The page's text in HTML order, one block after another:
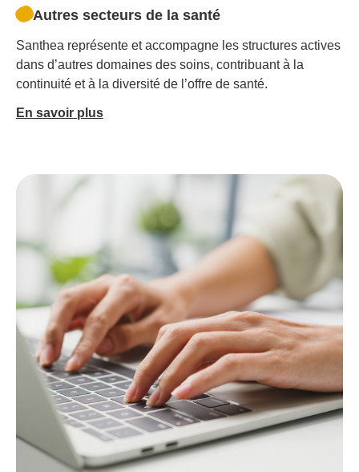
Autres secteurs de la santé
Santhea représente et accompagne les structures actives
dans d’autres domaines des soins, contribuant à la
continuité et à la diversité de l’offre de santé.
En savoir plus